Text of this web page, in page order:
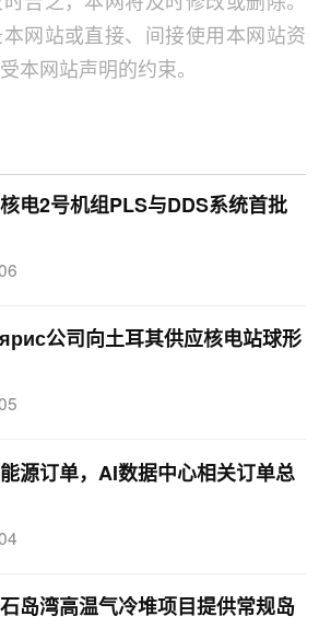
网站或直接、间接使用本网站资
本网站声明的约束。
电2号机组PLS与DDS系统首批
公司向土耳其供应核电站球形
源订单，AI数据中心相关订单总
岛湾高温气冷堆项目提供常规岛